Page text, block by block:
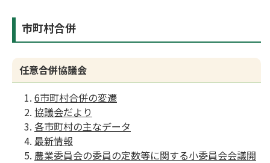
市町村合併
任意合併協議会
6市町村合併の変遷
協議会だより
各市町村の主なデータ
最新情報
農業委員会の委員の定数等に関する小委員会会議開